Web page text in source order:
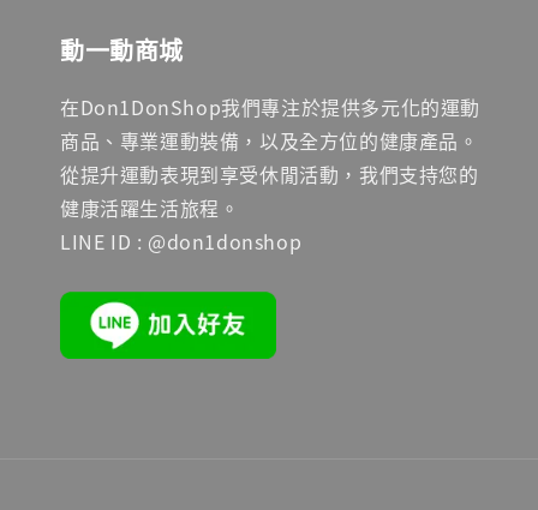
動一動商城
在Don1DonShop我們專注於提供多元化的運動
商品、專業運動裝備，以及全方位的健康產品。
從提升運動表現到享受休閒活動，我們支持您的
健康活躍生活旅程。
LINE ID : @don1donshop